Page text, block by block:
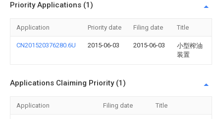
Priority Applications (1)
Application Priority date Filing date Title
CN201520376280.6U 2015-06-03 2015-06-03
小型榨油
装置
Applications Claiming Priority (1)
Application Filing date Title